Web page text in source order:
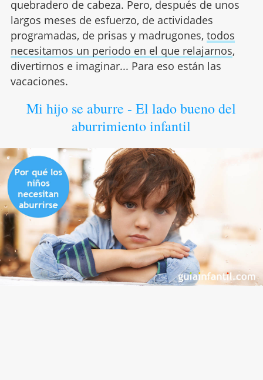
quebradero de cabeza. Pero, después de unos
largos meses de esfuerzo, de actividades
programadas, de prisas y madrugones, todos
necesitamos un periodo en el que relajarnos,
divertirnos e imaginar... Para eso están las
vacaciones.
Mi hijo se aburre - El lado bueno del
aburrimiento infantil